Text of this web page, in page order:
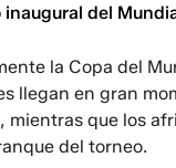
del
la Copa del
llegan en gran
mientras que los
del torneo.